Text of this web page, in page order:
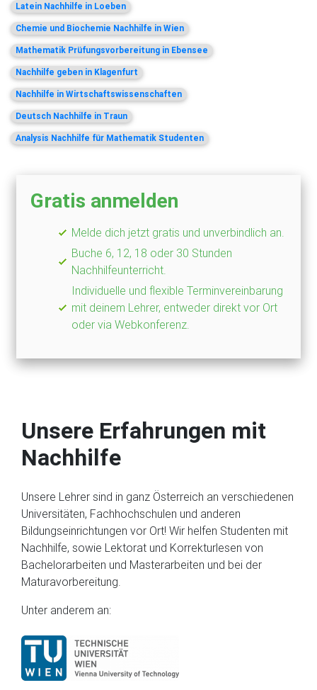
Latein Nachhilfe in Loeben
Chemie und Biochemie Nachhilfe in Wien
Mathematik Prüfungsvorbereitung in Ebensee
Nachhilfe geben in Klagenfurt
Nachhilfe in Wirtschaftswissenschaften
Deutsch Nachhilfe in Traun
Analysis Nachhilfe für Mathematik Studenten
Gratis anmelden
Melde dich jetzt gratis und unverbindlich an.
Buche 6, 12, 18 oder 30 Stunden
Nachhilfeunterricht.
Individuelle und flexible Terminvereinbarung
mit deinem Lehrer, entweder direkt vor Ort
oder via Webkonferenz.
Unsere Erfahrungen mit
Nachhilfe
Unsere Lehrer sind in ganz Österreich an verschiedenen
Universitäten, Fachhochschulen und anderen
Bildungseinrichtungen vor Ort! Wir helfen Studenten mit
Nachhilfe, sowie Lektorat und Korrekturlesen von
Bachelorarbeiten und Masterarbeiten und bei der
Maturavorbereitung.
Unter anderem an: